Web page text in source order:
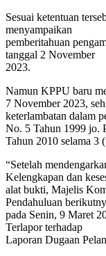
Sesuai ketentuan
menyampaikan
pemberitahuan
tanggal 2 November
2023.
Namun KPPU baru
7 November 2023,
keterlambatan dalam
No. 5 Tahun 1999 jo.
Tahun 2010 selama 3
“Setelah
Kelengkapan dan
alat bukti, Majelis
Pendahuluan
pada Senin, 9 Maret
Terlapor terhadap
Laporan Dugaan